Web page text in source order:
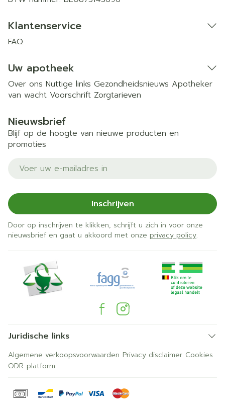
Klantenservice
FAQ
Uw apotheek
Over ons Nuttige links Gezondheidsnieuws Apotheker
van wacht Voorschrift Zorgtarieven
Nieuwsbrief
Blijf op de hoogte van nieuwe producten en
promoties
E-mail adres
Inschrijven
Door op inschrijven te klikken, schrijft u zich in voor onze
nieuwsbrief en gaat u akkoord met onze privacy policy.
Juridische links
Algemene verkoopsvoorwaarden Privacy disclaimer Cookies
ODR-platform